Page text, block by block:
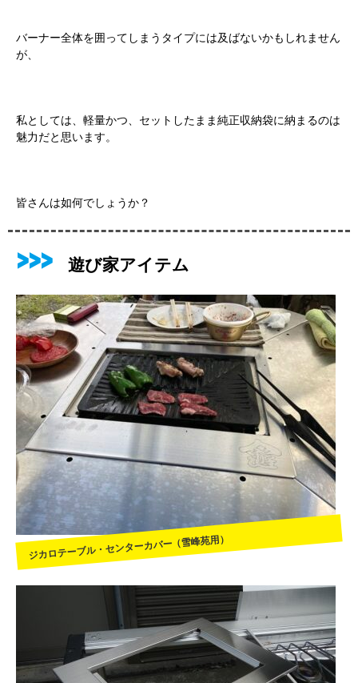
バーナー全体を囲ってしまうタイプには及ばないかもしれません
が、
私としては、軽量かつ、セットしたまま純正収納袋に納まるのは
魅力だと思います。
皆さんは如何でしょうか？
遊び家アイテム
ジカロテーブル・センターカバー（雪峰苑用）